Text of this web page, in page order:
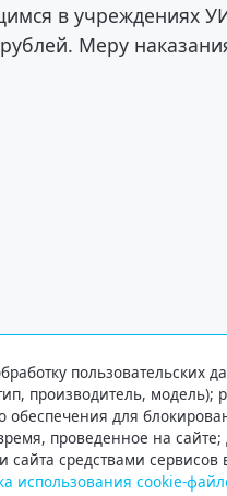
в учреждениях
Меру
пользовательских
производитель, модель);
обеспечения для
проведенное на сайте;
средствами сервисов
использования cookie-